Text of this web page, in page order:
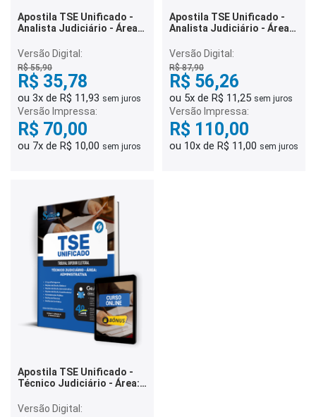
Apostila TSE Unificado -
Analista Judiciário - Área:
Especialidade:
Arquivologia
Versão Digital:
R$ 55,90
R$ 35,78
ou 3x de R$ 11,93 sem juros
Versão Impressa:
R$ 70,00
ou 7x de R$ 10,00 sem juros
Apostila TSE Unificado -
Analista Judiciário - Área:
Versão Digital:
R$ 87,90
R$ 56,26
ou 5x de R$ 11,25 sem juros
Versão Impressa:
R$ 110,00
ou 10x de R$ 11,00 sem juros
Apostila TSE Unificado -
Técnico Judiciário - Área:
Versão Digital: